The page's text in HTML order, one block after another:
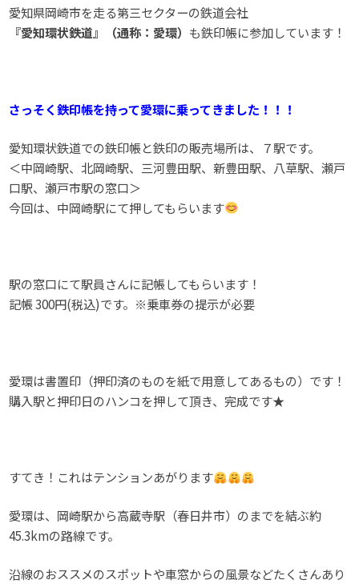
愛知県岡崎市を走る第三セクターの鉄道会社
『愛知環状鉄道』（通称：愛環） も鉄印帳に参加しています！
さっそく鉄印帳を持って愛環に乗ってきました！！！
愛知環状鉄道での鉄印帳と鉄印の販売場所は、７駅です。
＜中岡崎駅、北岡崎駅、三河豊田駅、新豊田駅、八草駅、瀬戸
口駅、瀬戸市駅の窓口＞
今回は、中岡崎駅にて押してもらいます
駅の窓口にて駅員さんに記帳してもらいます！
記帳 300円(税込)です。※乗車券の提示が必要
愛環は書置印（押印済のものを紙で用意してあるもの）です！
購入駅と押印日のハンコを押して頂き、完成です★
すてき！これはテンションあがります
愛環は、岡崎駅から高蔵寺駅（春日井市）のまでを結ぶ約
45.3kmの路線です。
沿線のおススメのスポットや車窓からの風景などたくさんあり